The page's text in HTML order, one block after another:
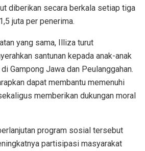
diberikan secara berkala setiap tiga
juta per penerima.
yang sama, Illiza turut
santunan kepada anak-anak
Gampong Jawa dan Peulanggahan.
dapat membantu memenuhi
memberikan dukungan moral
program sosial tersebut
partisipasi masyarakat